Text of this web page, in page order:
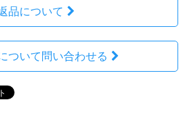
品について
ついて問い合わせる